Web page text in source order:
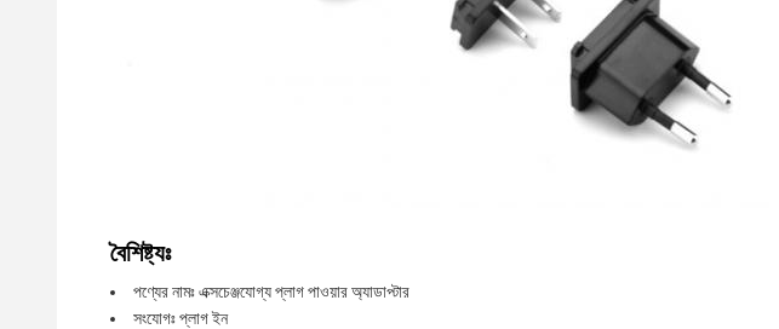
বৈশিষ্ট্যঃ
পণ্যের নামঃ এক্সচেঞ্জযোগ্য প্লাগ পাওয়ার অ্যাডাপ্টার
সংযোগঃ প্লাগ ইন